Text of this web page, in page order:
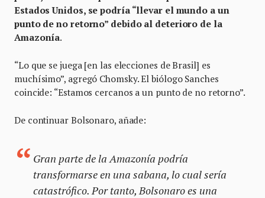
Estados Unidos, se podría “llevar el mundo a un
punto de no retorno” debido al deterioro de la
Amazonía.
“Lo que se juega [en las elecciones de Brasil] es
muchísimo”, agregó Chomsky. El biólogo Sanches
coincide: “Estamos cercanos a un punto de no retorno”.
De continuar Bolsonaro, añade:
Gran parte de la Amazonía podría
transformarse en una sabana, lo cual sería
catastrófico. Por tanto, Bolsonaro es una